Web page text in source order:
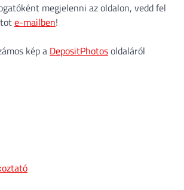
megjelenni az oldalon, vedd fel
e-mailben!
kép a DepositPhotosoldaláról